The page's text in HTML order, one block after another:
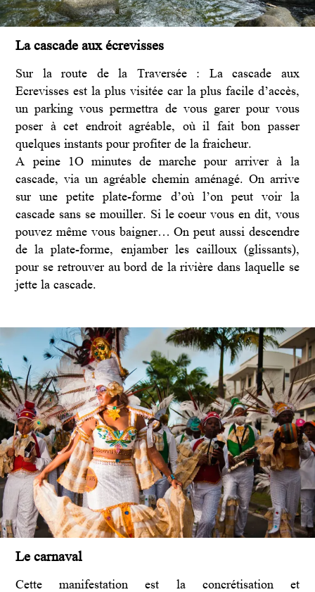
La cascade aux écrevisses
Sur la route de la Traversée : La cascade aux
Ecrevisses est la plus visitée car la plus facile d’accès,
un parking vous permettra de vous garer pour vous
poser à cet endroit agréable, où il fait bon passer
quelques instants pour profiter de la fraicheur.
A peine 1O minutes de marche pour arriver à la
cascade, via un agréable chemin aménagé. On arrive
sur une petite plate-forme d’où l’on peut voir la
cascade sans se mouiller. Si le coeur vous en dit, vous
pouvez même vous baigner… On peut aussi descendre
de la plate-forme, enjamber les cailloux (glissants),
pour se retrouver au bord de la rivière dans laquelle se
jette la cascade.
Le carnaval
Cette manifestation est la concrétisation et